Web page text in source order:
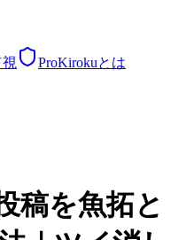
ProKirokuとは
稿を魚拓と